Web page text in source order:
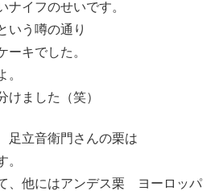
ナイフのせいです。
いう噂の通り
ーキでした。
。
けました（笑）
立音衛門さんの栗は
。
、他にはアンデス栗 ヨーロッパ